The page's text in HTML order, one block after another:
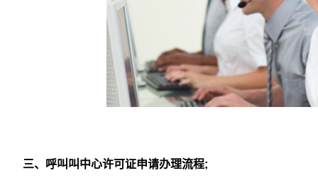
三、呼叫叫中心许可证申请办理流程;